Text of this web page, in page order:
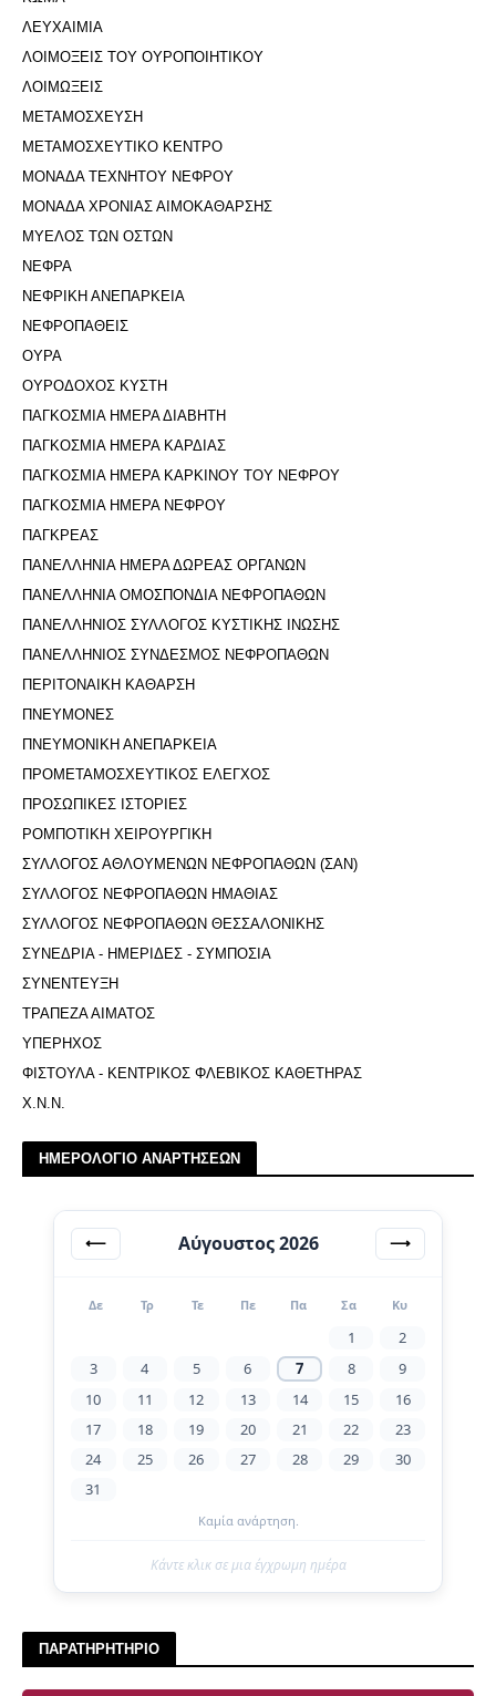
ΛΕΥΧΑΙΜΙΑ
ΛΟΙΜΟΞΕΙΣ ΤΟΥ ΟΥΡΟΠΟΙΗΤΙΚΟΥ
ΛΟΙΜΩΞΕΙΣ
ΜΕΤΑΜΟΣΧΕΥΣΗ
ΜΕΤΑΜΟΣΧΕΥΤΙΚΟ ΚΕΝΤΡΟ
ΜΟΝΑΔΑ ΤΕΧΝΗΤΟΥ ΝΕΦΡΟΥ
ΜΟΝΑΔΑ ΧΡΟΝΙΑΣ ΑΙΜΟΚΑΘΑΡΣΗΣ
ΜΥΕΛΟΣ ΤΩΝ ΟΣΤΩΝ
ΝΕΦΡΑ
ΝΕΦΡΙΚΗ ΑΝΕΠΑΡΚΕΙΑ
ΝΕΦΡΟΠΑΘΕΙΣ
ΟΥΡΑ
ΟΥΡΟΔΟΧΟΣ ΚΥΣΤΗ
ΠΑΓΚΟΣΜΙΑ ΗΜΕΡΑ ΔΙΑΒΗΤΗ
ΠΑΓΚΟΣΜΙΑ ΗΜΕΡΑ ΚΑΡΔΙΑΣ
ΠΑΓΚΟΣΜΙΑ ΗΜΕΡΑ ΚΑΡΚΙΝΟΥ ΤΟΥ ΝΕΦΡΟΥ
ΠΑΓΚΟΣΜΙΑ ΗΜΕΡΑ ΝΕΦΡΟΥ
ΠΑΓΚΡΕΑΣ
ΠΑΝΕΛΛΗΝΙΑ ΗΜΕΡΑ ΔΩΡΕΑΣ ΟΡΓΑΝΩΝ
ΠΑΝΕΛΛΗΝΙΑ ΟΜΟΣΠΟΝΔΙΑ ΝΕΦΡΟΠΑΘΩΝ
ΠΑΝΕΛΛΗΝΙΟΣ ΣΥΛΛΟΓΟΣ ΚΥΣΤΙΚΗΣ ΙΝΩΣΗΣ
ΠΑΝΕΛΛΗΝΙΟΣ ΣΥΝΔΕΣΜΟΣ ΝΕΦΡΟΠΑΘΩΝ
ΠΕΡΙΤΟΝΑΙΚΗ ΚΑΘΑΡΣΗ
ΠΝΕΥΜΟΝΕΣ
ΠΝΕΥΜΟΝΙΚΗ ΑΝΕΠΑΡΚΕΙΑ
ΠΡΟΜΕΤΑΜΟΣΧΕΥΤΙΚΟΣ ΕΛΕΓΧΟΣ
ΠΡΟΣΩΠΙΚΕΣ ΙΣΤΟΡΙΕΣ
ΡΟΜΠΟΤΙΚΗ ΧΕΙΡΟΥΡΓΙΚΗ
ΣΥΛΛΟΓΟΣ ΑΘΛΟΥΜΕΝΩΝ ΝΕΦΡΟΠΑΘΩΝ (ΣΑΝ)
ΣΥΛΛΟΓΟΣ ΝΕΦΡΟΠΑΘΩΝ ΗΜΑΘΙΑΣ
ΣΥΛΛΟΓΟΣ ΝΕΦΡΟΠΑΘΩΝ ΘΕΣΣΑΛΟΝΙΚΗΣ
ΣΥΝΕΔΡΙΑ - ΗΜΕΡΙΔΕΣ - ΣΥΜΠΟΣΙΑ
ΣΥΝΕΝΤΕΥΞΗ
ΤΡΑΠΕΖΑ ΑΙΜΑΤΟΣ
ΥΠΕΡΗΧΟΣ
ΦΙΣΤΟΥΛΑ - ΚΕΝΤΡΙΚΟΣ ΦΛΕΒΙΚΟΣ ΚΑΘΕΤΗΡΑΣ
Χ.Ν.Ν.
ΗΜΕΡΟΛΟΓΙΟ ΑΝΑΡΤΗΣΕΩΝ
⟵ Αύγουστος 2026 ⟶
Δε Τρ Τε Πε Πα Σα Κυ
1
2
3
4 5 6 7 8
9
10
11 12 13 14 15
16
17
18 19 20 21 22
23
24
25 26 27 28 29
30
31
Καμία ανάρτηση.
Κάντε κλικ σε μια έγχρωμη ημέρα
ΠΑΡΑΤΗΡΗΤΗΡΙΟ